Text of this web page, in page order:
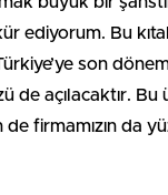
ediyorum. Bu
son
de açılacaktır.
de firmamızın da